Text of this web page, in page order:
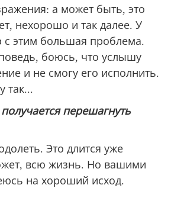
а может быть, это
нехорошо и так далее. У
с этим большая проблема.
боюсь, что услышу
и не смогу его исполнить.
так...
перешагнуть
Это длится уже
всю жизнь. Но вашими
на хороший исход.